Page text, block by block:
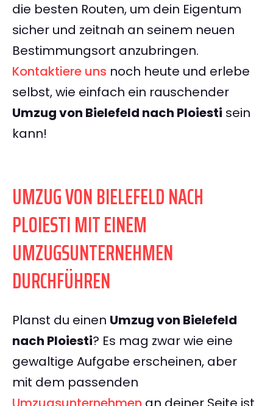
die besten Routen, um dein Eigentum
sicher und zeitnah an seinem neuen
Bestimmungsort anzubringen.
Kontaktiere uns noch heute und erlebe
selbst, wie einfach ein rauschender
Umzug von Bielefeld nach Ploiesti sein
kann!
UMZUG VON BIELEFELD NACH
PLOIESTI MIT EINEM
UMZUGSUNTERNEHMEN
DURCHFÜHREN
Planst du einen Umzug von Bielefeld
nach Ploiesti? Es mag zwar wie eine
gewaltige Aufgabe erscheinen, aber
mit dem passenden